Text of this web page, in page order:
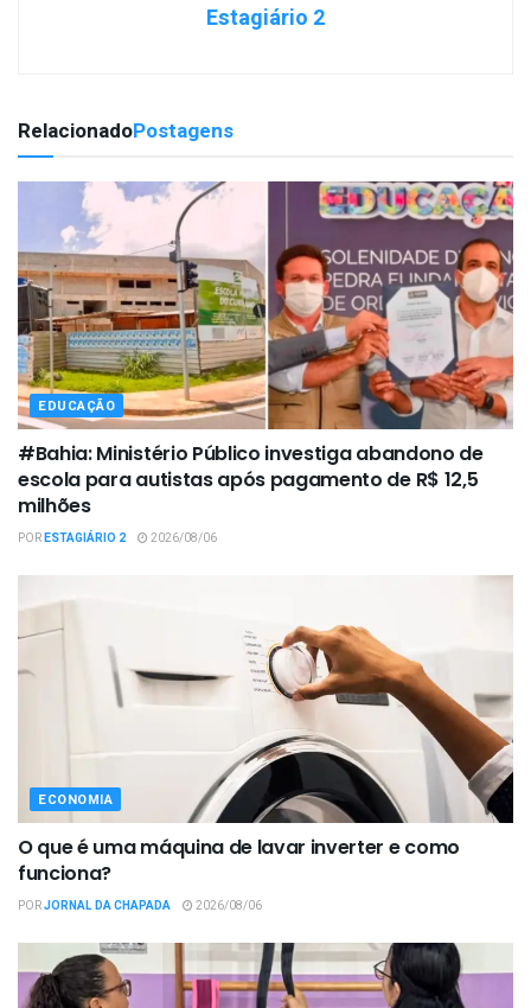
Estagiário 2
RelacionadoPostagens
EDUCAÇÃO
#Bahia: Ministério Público investiga abandono de
escola para autistas após pagamento de R$ 12,5
milhões
PORESTAGIÁRIO 2 2026/08/06
ECONOMIA
O que é uma máquina de lavar inverter e como
funciona?
PORJORNAL DA CHAPADA 2026/08/06